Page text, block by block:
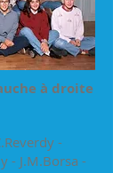
à droite
-
- J.M.Borsa -